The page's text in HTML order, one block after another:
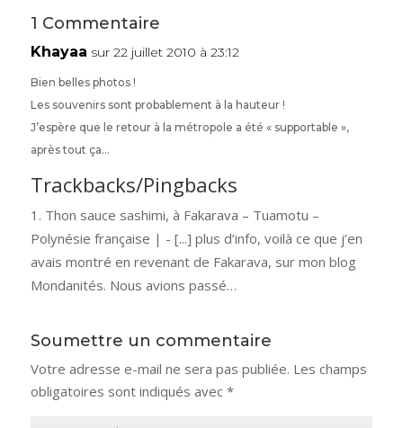
1 Commentaire
Khayaa sur 22 juillet 2010 à 23:12
Bien belles photos !
Les souvenirs sont probablement à la hauteur !
J’espère que le retour à la métropole a été « supportable »,
après tout ça…
Trackbacks/Pingbacks
Thon sauce sashimi, à Fakarava – Tuamotu –
Polynésie française | - [...] plus d’info, voilà ce que j’en
avais montré en revenant de Fakarava, sur mon blog
Mondanités. Nous avions passé…
Soumettre un commentaire
Votre adresse e-mail ne sera pas publiée. Les champs
obligatoires sont indiqués avec *